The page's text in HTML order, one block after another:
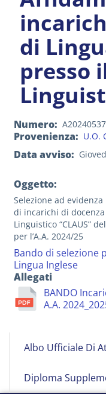
Albo
Albo Ufficiale Di
Diploma
di
presso
Numero A20240537
Provenienza U.O.
Data avviso
Oggetto:
Selezione ad
di incarichi di
Linguistico “CLAUS”
per l’A.A. 2024/25
Bando di selezione
Lingua Inglese
Allegati
BANDO
A.A.